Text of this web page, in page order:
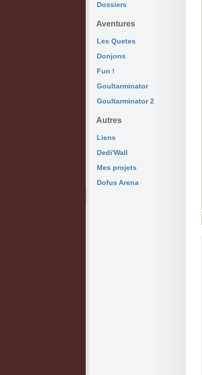
Dossiers
Aventures
Les Quetes
Donjons
Fun !
Goultarminator
Goultarminator 2
Autres
Liens
Dedi'Wall
Mes projets
Dofus Arena